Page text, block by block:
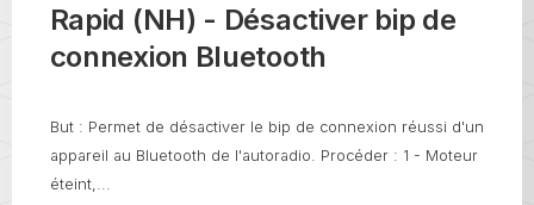
Rapid (NH) - Désactiver bip de
connexion Bluetooth
But : Permet de désactiver le bip de connexion réussi d'un
appareil au Bluetooth de l'autoradio. Procéder : 1 - Moteur
éteint,...